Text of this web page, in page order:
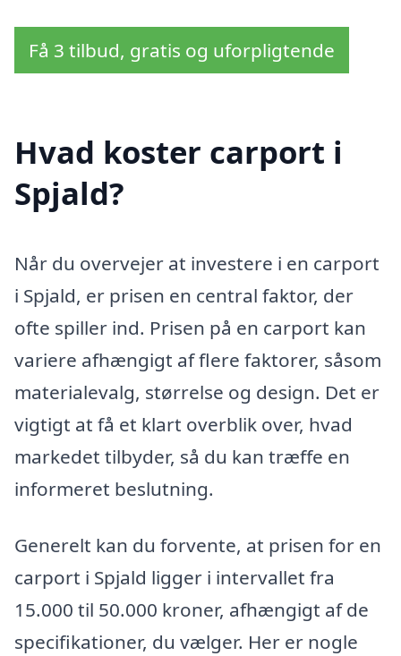
Få 3 tilbud, gratis og uforpligtende
Hvad koster carport i
Spjald?
Når du overvejer at investere i en carport
i Spjald, er prisen en central faktor, der
ofte spiller ind. Prisen på en carport kan
variere afhængigt af flere faktorer, såsom
materialevalg, størrelse og design. Det er
vigtigt at få et klart overblik over, hvad
markedet tilbyder, så du kan træffe en
informeret beslutning.
Generelt kan du forvente, at prisen for en
carport i Spjald ligger i intervallet fra
15.000 til 50.000 kroner, afhængigt af de
specifikationer, du vælger. Her er nogle